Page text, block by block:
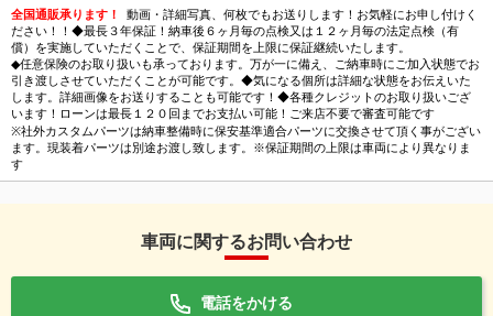
全国通販承ります！
動画・詳細写真、何枚でもお送りします！お気軽にお申し付けく
ださい！！◆最長３年保証！納車後６ヶ月毎の点検又は１２ヶ月毎の法定点検（有
償）を実施していただくことで、保証期間を上限に保証継続いたします。
◆任意保険のお取り扱いも承っております。万が一に備え、ご納車時にご加入状態でお
引き渡しさせていただくことが可能です。◆気になる個所は詳細な状態をお伝えいた
します。詳細画像をお送りすることも可能です！◆各種クレジットのお取り扱いござ
います！ローンは最長１２０回までお支払い可能！ご来店不要で審査可能です
※社外カスタムパーツは納車整備時に保安基準適合パーツに交換させて頂く事がござい
ます。現装着パーツは別途お渡し致します。※保証期間の上限は車両により異なりま
す
車両に関するお問い合わせ
電話をかける